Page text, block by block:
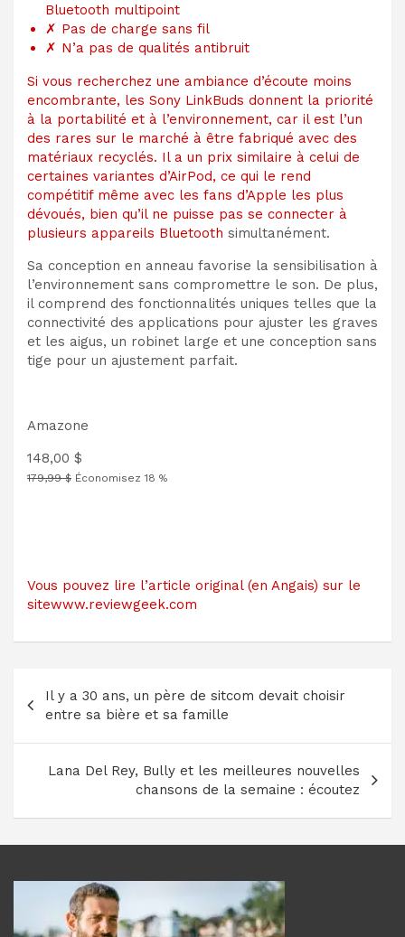
Bluetooth multipoint
✗ Pas de charge sans fil
✗ N’a pas de qualités antibruit
Si vous recherchez une ambiance d’écoute moins
encombrante, les Sony LinkBuds donnent la priorité
à la portabilité et à l’environnement, car il est l’un
des rares sur le marché à être fabriqué avec des
matériaux recyclés. Il a un prix similaire à celui de
certaines variantes d’AirPod, ce qui le rend
compétitif même avec les fans d’Apple les plus
dévoués, bien qu’il ne puisse pas se connecter à
plusieurs appareils Bluetooth simultanément.
Sa conception en anneau favorise la sensibilisation à
l’environnement sans compromettre le son. De plus,
il comprend des fonctionnalités uniques telles que la
connectivité des applications pour ajuster les graves
et les aigus, un robinet large et une conception sans
tige pour un ajustement parfait.
Amazone
148,00 $
179,99 $ Économisez 18 %
Vous pouvez lire l’article original (en Angais) sur le
sitewww.reviewgeek.com
Navigation
de
l’article
Il y a 30 ans, un père de sitcom devait choisir
entre sa bière et sa famille
Lana Del Rey, Bully et les meilleures nouvelles
chansons de la semaine : écoutez